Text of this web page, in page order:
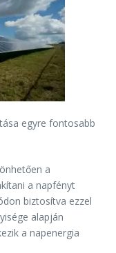
egyre fontosabb
a
a napfényt
biztosítva ezzel
alapján
a napenergia